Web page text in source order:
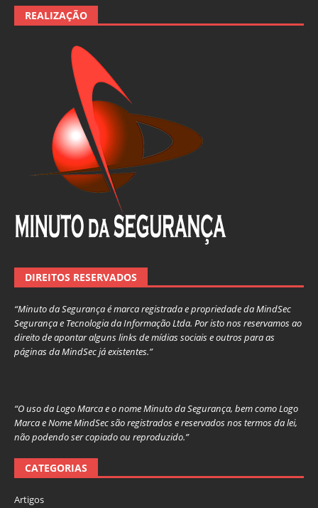
REALIZAÇÃO
DIREITOS RESERVADOS
“Minuto da Segurança é marca registrada e propriedade da MindSec
Segurança e Tecnologia da Informação Ltda. Por isto nos reservamos ao
direito de apontar alguns links de mídias sociais e outros para as
páginas da MindSec já existentes.”
“O uso da Logo Marca e o nome Minuto da Segurança, bem como Logo
Marca e Nome MindSec são registrados e reservados nos termos da lei,
não podendo ser copiado ou reproduzido.”
CATEGORIAS
Artigos